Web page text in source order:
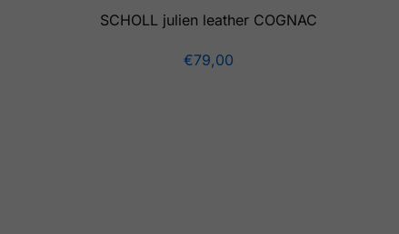
SCHOLL julien leather COGNAC
€79,00